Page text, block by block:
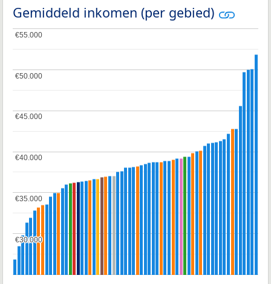
Gemiddeld inkomen (per gebied)
€30.000
€30.000
€35.000
€35.000
€40.000
€40.000
€45.000
€45.000
€50.000
€50.000
€55.000
€55.000